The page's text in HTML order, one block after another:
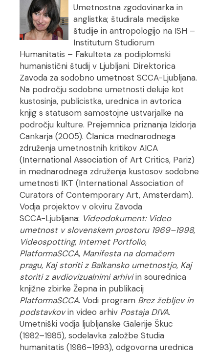
Umetnostna zgodovinarka in
anglistka; študirala medijske
študije in antropologijo na ISH –
Institutum Studiorum
Humanitatis – Fakulteta za podiplomski
humanistični študij v Ljubljani. Direktorica
Zavoda za sodobno umetnost SCCA−Ljubljana.
Na področju sodobne umetnosti deluje kot
kustosinja, publicistka, urednica in avtorica
knjig s statusom samostojne ustvarjalke na
področju kulture. Prejemnica priznanja Izidorja
Cankarja (2005). Članica mednarodnega
združenja umetnostnih kritikov AICA
(International Association of Art Critics, Pariz)
in mednarodnega združenja kustosov sodobne
umetnosti IKT (International Association of
Curators of Contemporary Art, Amsterdam).
Vodja projektov v okviru Zavoda
SCCA−Ljubljana: Videodokument: Video
umetnost v slovenskem prostoru 1969–1998,
Videospotting, Internet Portfolio,
PlatformaSCCA, Manifesta na domačem
pragu, Kaj storiti z Balkansko umetnostjo, Kaj
storiti z avdiovizualnimi arhiviin sourednica
knjižne zbirke Žepna in publikacij
PlatformaSCCA. Vodi program Brez žebljev in
podstavkovin video arhiv Postaja DIVA.
Umetniški vodja ljubljanske Galerije Škuc
(1982–1985), sodelavka založbe Studia
humanitatis (1986–1993), odgovorna urednica